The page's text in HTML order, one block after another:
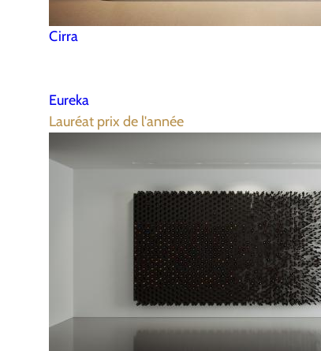
Cirra
Eureka
Lauréat prix de l'année